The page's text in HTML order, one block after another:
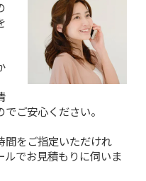
ご安心ください。
間をご指定いただけれ
ルでお見積もりに伺いま